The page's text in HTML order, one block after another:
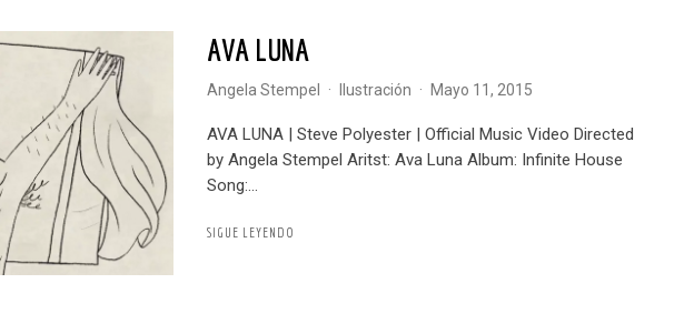
AVA LUNA
Angela Stempel · Ilustración · mayo 11, 2015
AVA LUNA | Steve Polyester | Official Music Video Directed
by Angela Stempel Aritst: Ava Luna Album: Infinite House
Song:...
SIGUE LEYENDO